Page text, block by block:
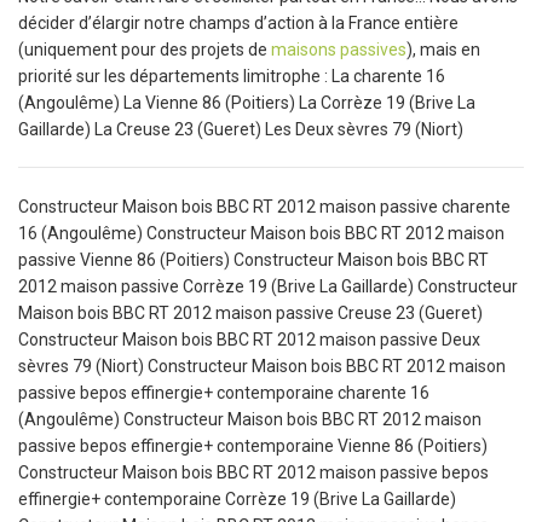
décider d’élargir notre champs d’action à la France entière
(uniquement pour des projets de maisons passives), mais en
priorité sur les départements limitrophe : La charente 16
(Angoulême) La Vienne 86 (Poitiers) La Corrèze 19 (Brive La
Gaillarde) La Creuse 23 (Gueret) Les Deux sèvres 79 (Niort)
Constructeur Maison bois BBC RT 2012 maison passive charente 16 (Angoulême) Constructeur Maison bois BBC RT 2012 maison passive Vienne 86 (Poitiers) Constructeur Maison bois BBC RT 2012 maison passive Corrèze 19 (Brive La Gaillarde) Constructeur Maison bois BBC RT 2012 maison passive Creuse 23 (Gueret) Constructeur Maison bois BBC RT 2012 maison passive Deux sèvres 79 (Niort) Constructeur Maison bois BBC RT 2012 maison passive bepos effinergie+ contemporaine charente 16 (Angoulême) Constructeur Maison bois BBC RT 2012 maison passive bepos effinergie+ contemporaine Vienne 86 (Poitiers) Constructeur Maison bois BBC RT 2012 maison passive bepos effinergie+ contemporaine Corrèze 19 (Brive La Gaillarde) Constructeur Maison bois BBC RT 2012 maison passive bepos effinergie+ contemporaine Creuse 23 (Gueret) Constructeur Maison bois BBC RT 2012 maison passive bepos effinergie+ contemporaine Deux sèvres 79 (Niort) Constructeur Maison bois BBC RT 2012 maison passive bepos effinergie+ contemporaine charente maritime 17 (La Rochelle) Constructeur Maison bois BBC RT 2012 maison passive bepos effinergie+ contemporaine Dordogne 24 (Périgueux) Constructeur Maison bois BBC RT 2012 maison passive bepos effinergie+ contemporaine Lot 46 (Cahors) Constructeur Maison bois BBC RT 2012 maison passive bepos effinergie+ contemporaine Lot et Garonne 47 (Agen) Constructeur Maison bois BBC RT 2012 maison passive bepos effinergie+ contemporaine Haute Garonne 31 (Toulouse) Constructeur Maison bois BBC RT 2012 maison passive bepos effinergie+ contemporaine Puy de Dôme 63 (Clermont Ferrand) Constructeur Maison bois BBC RT 2012 maison passive bepos effinergie+ contemporaine Allier 03 (Moulins) Constructeur Maison bois BBC RT 2012 maison passive bepos effinergie+ contemporaine Lot 46 (Cahors) Constructeur Maison bois BBC RT 2012 maison passive bepos effinergie+ contemporaine Indre 36 (Chateauroux) Constructeur Maison bois BBC RT 2012 maison passive bepos effinergie+ contemporaine Cher 18 (Bourges) Constructeur Maison bois BBC RT 2012 maison passive bepos effinergie+ contemporaine Indre et Loire 37 (Tours) Constructeur Maison bois BBC RT 2012 maison passive bepos effinergie+ contemporaine Landes 40 (Mont de Marsan) Constructeur Maison bois BBC RT 2012 maison passive bepos effinergie+ contemporaine Gironde 33 (Bordeaux) Constructeur Maison bois BBC RT 2012 maison passive bepos effinergie+ contemporaine 47 - Lot-et-Garonne - Agen Constructeur Maison bois BBC RT 2012 maison passive bepos effinergie+ contemporaine 64 - Pyrénées Atlantiques - Pau Constructeur Maison bois BBC RT 2012 maison passive bepos effinergie+ contemporaine Loiret 45 (Orléans) Constructeur Maison bois BBC RT 2012 maison passive bepos effinergie+ contemporaine Cantal 15 (Aurillac) Constructeur Maison bois BBC RT 2012 maison passive bepos effinergie+ contemporaine 43 - Haute Loire - Le Puy Constructeur Maison bois BBC RT 2012 maison passive bepos effinergie+ contemporaine 11 Aude Carcassonne Constructeur Maison bois BBC RT 2012 maison passive bepos effinergie+ contemporaine 34 Hérault Montpellier Constructeur Maison bois BBC RT 2012 maison passive bepos effinergie+ contemporaine 30 Gard Nîmes Constructeur Maison bois BBC RT 2012 maison passive bepos effinergie+ contemporaine 48 Lozère Mende Constructeur Maison bois BBC RT 2012 maison passive bepos effinergie+ contemporaine 66 Pyrénées Orientales Perpignan Constructeur Maison bois BBC RT 2012 maison passive bepos effinergie+ contemporaine 74 - Haute Savoie - Annecy Constructeur Maison bois BBC RT 2012 maison passive bepos effinergie+ contemporaine 73 - Savoie - Chambéry Constructeur Maison bois BBC RT 2012 maison passive bepos effinergie+ contemporaine 01 - Ain - Bourg-en-Bresse Constructeur Maison bois BBC RT 2012 maison passive bepos effinergie+ contemporaine 38 - Isère - Grenoble Constructeur Maison bois BBC RT 2012 maison passive bepos effinergie+ contemporaine 26 - Drôme - Valence Constructeur Maison bois BBC RT 2012 maison passive bepos effinergie+ contemporaine 07 - Ardèche - Privas Constructeur Maison bois BBC RT 2012 maison passive bepos effinergie+ contemporaine 42 - Loire - St-Étienne Constructeur Maison bois BBC RT 2012 maison passive bepos effinergie+ contemporaine 69 - Rhône - Lyon Constructeur Maison bois BBC RT 2012 maison passive bepos effinergie+ contemporaine 77 - Seine-et-Marne - Melun Constructeur Maison bois BBC RT 2012 maison passive bepos effinergie+ contemporaine 95 - Val-D’Oise - Pontoise Constructeur Maison bois BBC RT 2012 maison passive bepos effinergie+ contemporaine 78 - Yvelines - Versailles Constructeur Maison bois BBC RT 2012 maison passive bepos effinergie+ contemporaine 75 - Paris - Paris Constructeur Maison bois BBC RT 2012 maison passive bepos effinergie+ contemporaine 91 - Essonne - Evry Constructeur Maison bois BBC RT 2012 maison passive bepos effinergie+ contemporaine 28 - Eure-et-Loir - Chartres Constructeur Maison bois BBC RT 2012 maison passive bepos effinergie+ contemporaine 45 - Loiret - Orléans Constructeur Maison bois BBC RT 2012 maison passive bepos effinergie+ contemporaine 41 - Loir-et-Cher - Blois Constructeur Maison bois BBC RT 2012 maison passive bepos effinergie+ contemporaine 37 - Indre-et-Loire - Tours Constructeur Maison bois BBC RT 2012 maison passive bepos effinergie+ contemporaine 36 - Indre - Châteauroux Constructeur Maison bois BBC RT 2012 maison passive bepos effinergie+ contemporaine 18 - Cher - Bourges Constructeur Maison bois BBC RT 2012 maison passive bepos effinergie+ contemporaine 53 - Mayenne - Laval Constructeur Maison bois BBC RT 2012 maison passive bepos effinergie+ contemporaine 72 - Sarthe - Le Mans Constructeur Maison bois BBC RT 2012 maison passive bepos effinergie+ contemporaine 49 - Maine-et-Loire - Angers Constructeur Maison bois BBC RT 2012 maison passive bepos effinergie+ contemporaine 44 - Loire Atlantique - Nantes Constructeur Maison bois BBC RT 2012 maison passive bepos effinergie+ contemporaine 85 - Vendée - La Roche-sur-Yon Constructeur Maison bois BBC RT 2012 maison passive bepos effinergie+ contemporaine 89 - Yonne - Auxerre Constructeur Maison bois BBC RT 2012 maison passive bepos effinergie+ contemporaine 58 - Nièvre - Nevers Constructeur Maison bois BBC RT 2012 maison passive bepos effinergie+ contemporaine 21 - Côte-d’Or - Dijon Constructeur Maison bois BBC RT 2012 maison passive bepos effinergie+ contemporaine 71 - Saône-et-Loire - Mâcon Constructeur Maison bois BBC RT 2012 maison passive bepos effinergie+ contemporaine 70 - Haute Saône - Vesoul Constructeur Maison bois BBC RT 2012 maison passive bepos effinergie+ contemporaine 39 - Jura - Lons-le-Saunier Constructeur Maison bois BBC RT 2012 maison passive bepos effinergie+ contemporaine 25 - Doubs - Besançon Constructeur Maison bois BBC RT 2012 maison passive bepos effinergie+ contemporaine 90 - Territoire de Belfort - Belfort Constructeur Maison bois BBC RT 2012 maison passive bepos effinergie+ contemporaine 67 - Bas-Rhin - Strasbourg Constructeur Maison bois BBC RT 2012 maison passive bepos effinergie+ contemporaine 68 - Haut-Rhin - Colmar Constructeur Maison bois BBC RT 2012 maison passive bepos effinergie+ contemporaine 55 - Meuse - Bar-le-Duc Constructeur Maison bois BBC RT 2012 maison passive bepos effinergie+ contemporaine 57 - Moselle - Metz Constructeur Maison bois BBC RT 2012 maison passive bepos effinergie+ contemporaine 54 - Meurthe-et-Moselle - Nancy Constructeur Maison bois BBC RT 2012 maison passive bepos effinergie+ contemporaine 88 - Vosges - Épinal Constructeur Maison bois BBC RT 2012 maison passive bepos effinergie+ contemporaine 08 - Ardennes - Charleville-Mézières Constructeur Maison bois BBC RT 2012 maison passive bepos effinergie+ contemporaine 51 - Marne - Châlons-en-Champagne Constructeur Maison bois BBC RT 2012 maison passive bepos effinergie+ contemporaine 10 - Aube - Troyes Constructeur Maison bois BBC RT 2012 maison passive bepos effinergie+ contemporaine 53 - Mayenne - Laval Constructeur Maison bois BBC RT 2012 maison passive bepos effinergie+ contemporaine 80 - Somme - Amiens Constructeur Maison bois BBC RT 2012 maison passive bepos effinergie+ contemporaine 60 - Oise - Beauvais Constructeur Maison bois BBC RT 2012 maison passive bepos effinergie+ contemporaine 02 - Aisne - Laon Constructeur Maison bois BBC RT 2012 maison passive bepos effinergie+ contemporaine 62 - Pas-de-Calais - Arras Constructeur Maison bois BBC RT 2012 maison passive bepos effinergie+ contemporaine 59 - Nord - Lille Constructeur Maison bois BBC RT 2012 maison passive bepos effinergie+ contemporaine 76 - Seine Maritime - Rouen Constructeur Maison bois BBC RT 2012 maison passive bepos effinergie+ contemporaine 27 - Eure - Evreux Constructeur Maison bois BBC RT 2012 maison passive bepos effinergie+ contemporaine 14 - Calvados - Caen Constructeur Maison bois BBC RT 2012 maison passive bepos effinergie+ contemporaine 61 - Orne - Alençon Constructeur Maison bois BBC RT 2012 maison passive bepos effinergie+ contemporaine 50 - Manche - St-Lô Constructeur Maison bois BBC RT 2012 maison passive bepos effinergie+ contemporaine 29 - Finistère - Quimper Constructeur Maison bois BBC RT 2012 maison passive bepos effinergie+ contemporaine 22 - Côtes d’Armor - St-Brieuc Constructeur Maison bois BBC RT 2012 maison passive bepos effinergie+ contemporaine 56 - Morbihan - Vannes Constructeur Maison bois BBC RT 2012 maison passive bepos effinergie+ contemporaine 35 - Ille-et-Vilaine - Rennes Constructeur Maison bois BBC RT 2012 maison passive bepos effinergie+ contemporaine 65 - Hautes Pyrénées - Tarbes Constructeur Maison bois BBC RT 2012 maison passive bepos effinergie+ contemporaine 31 - Haute Garonne - Toulouse Constructeur Maison bois BBC RT 2012 maison passive bepos effinergie+ contemporaine 09 - Ariège - Foix Constructeur Maison bois BBC RT 2012 maison passive bepos effinergie+ contemporaine 32 - Gers - Auch Constructeur Maison bois BBC RT 2012 maison passive bepos effinergie+ contemporaine 82 - Tarn